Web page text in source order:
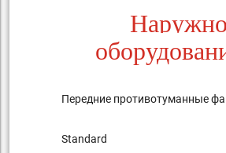
Передние противотуманные
Standard